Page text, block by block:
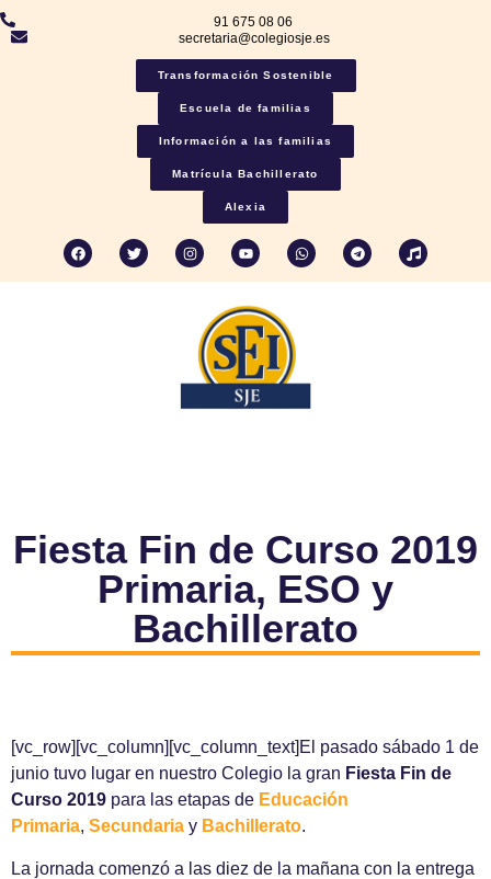
91 675 08 06
secretaria@colegiosje.es
Transformación Sostenible
Escuela de familias
Información a las familias
Matrícula Bachillerato
Alexia
Fiesta Fin de Curso 2019
Primaria, ESO y
Bachillerato
[vc_row][vc_column][vc_column_text]El pasado sábado 1 de
junio tuvo lugar en nuestro Colegio la gran Fiesta Fin de
Curso 2019 para las etapas de Educación
Primaria, Secundaria y Bachill erato.
La jornada comenzó a las diez de la mañana con la entrega